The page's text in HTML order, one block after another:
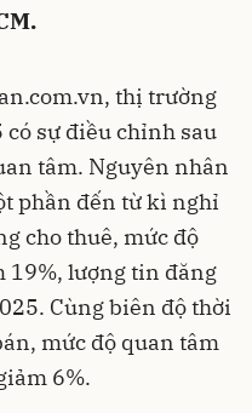
thị trường
sự điều chỉnh sau
tâm. Nguyên nhân
phần đến từ kì nghỉ
cho thuê, mức độ
19%, lượng tin đăng
Cùng biên độ thời
mức độ quan tâm
6%.